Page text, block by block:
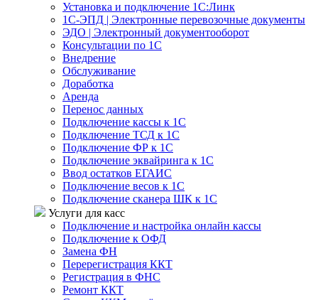
Установка и подключение 1С:Линк
1С-ЭПД | Электронные перевозочные документы
ЭДО | Электронный документооборот
Консультации по 1С
Внедрение
Обслуживание
Доработка
Аренда
Перенос данных
Подключение кассы к 1С
Подключение ТСД к 1С
Подключение ФР к 1С
Подключение эквайринга к 1С
Ввод остатков ЕГАИС
Подключение весов к 1С
Подключение сканера ШК к 1С
Услуги для касс
Подключение и настройка онлайн кассы
Подключение к ОФД
Замена ФН
Перерегистрация ККТ
Регистрация в ФНС
Ремонт ККТ